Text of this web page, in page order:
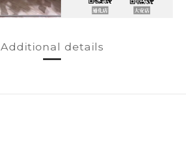
Additional details